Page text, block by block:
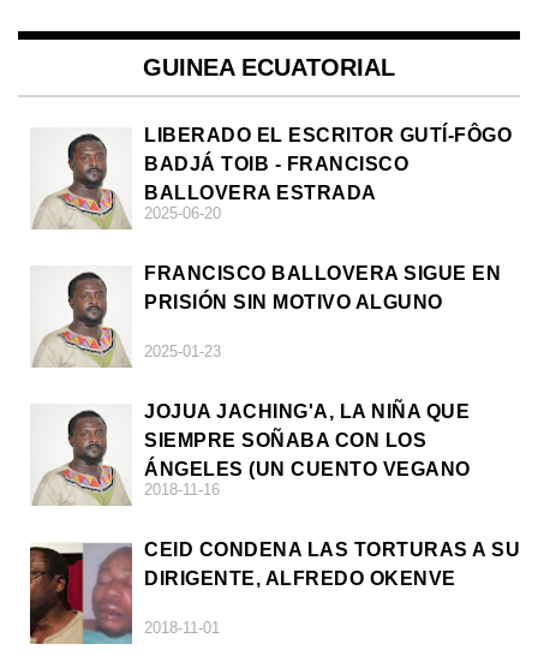
GUINEA ECUATORIAL
LIBERADO EL ESCRITOR GUTÍ-FÔGO
BADJÁ TOIB - FRANCISCO
BALLOVERA ESTRADA
2025-06-20
FRANCISCO BALLOVERA SIGUE EN
PRISIÓN SIN MOTIVO ALGUNO
2025-01-23
JOJUA JACHING'A, LA NIÑA QUE
SIEMPRE SOÑABA CON LOS
ÁNGELES (UN CUENTO VEGANO
AFRICANO)
2018-11-16
CEID CONDENA LAS TORTURAS A SU
DIRIGENTE, ALFREDO OKENVE
2018-11-01